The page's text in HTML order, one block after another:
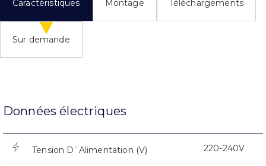
Caractéristiques Montage Téléchargements
Sur demande
Données électriques
Tension D`Alimentation (V) 220-240V